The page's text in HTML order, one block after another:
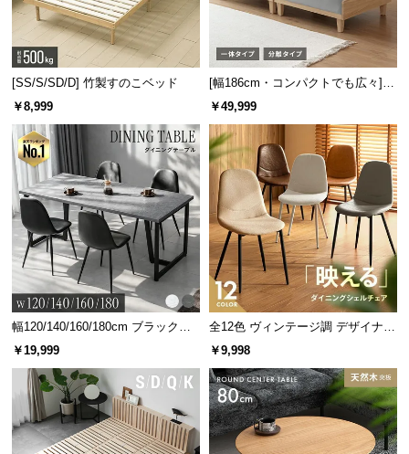
2口コンセント USBポート スライドカバー
使い勝手の良い2口コンセント
コンセント数は従来品から1つ増えた2口に。照明を
置いて就寝前の読書を楽しむこともできます。
[SS/S/SD/D] 竹製すのこベッド
￥8,999
[幅186cm・コンパクトでも広々] 3
人掛けソファベッド リクライニン
グ 天然木フレーム 北欧
￥49,999
幅120/140/160/180cm ブラックフ
レーム ダイニング 大理石調 4人掛
￥19,999
全12色 ヴィンテージ調 デザイナー
ズシェルチェア
￥9,998